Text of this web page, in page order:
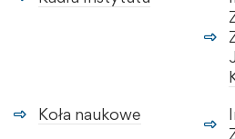
Koła naukowe